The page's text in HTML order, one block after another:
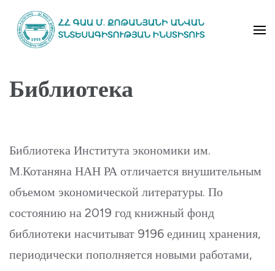
content
Enter)
М.Котаняна НАН РА
Библиотека
Библиотека Института экономики им.
М.Котаняна НАН РА отличается внушитель­ным
объемом экономической литературы. По
состоянию на 2019 год книжный фонд
библиотеки насчитыват 9196 единиц хранения,
периодически пополняется новыми работами,